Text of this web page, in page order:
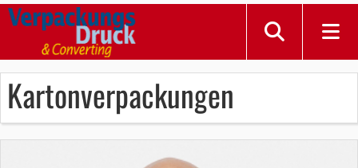
Kartonverpackungen